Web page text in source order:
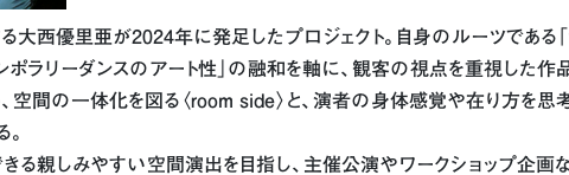
大西優里亜が2024年に発足したプロジェクト。自身のルーツである
ポラリーダンスのアート性」の融和を軸に、観客の視点を重視した作
空間の一体化を図る〈room side〉と、演者の身体感覚や在り方を思
る親しみやすい空間演出を目指し、主催公演やワークショップ企画